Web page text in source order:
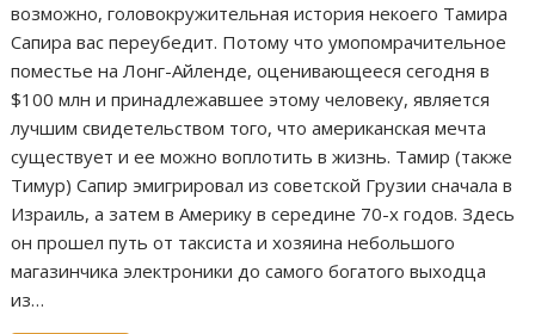
возможно, головокружительная история некоего Тамира
Сапира вас переубедит. Потому что умопомрачительное
поместье на Лонг-Айленде, оценивающееся сегодня в
$100 млн и принадлежавшее этому человеку, является
лучшим свидетельством того, что американская мечта
существует и ее можно воплотить в жизнь. Тамир (также
Тимур) Сапир эмигрировал из советской Грузии сначала в
Израиль, а затем в Америку в середине 70-х годов. Здесь
он прошел путь от таксиста и хозяина небольшого
магазинчика электроники до самого богатого выходца
из…